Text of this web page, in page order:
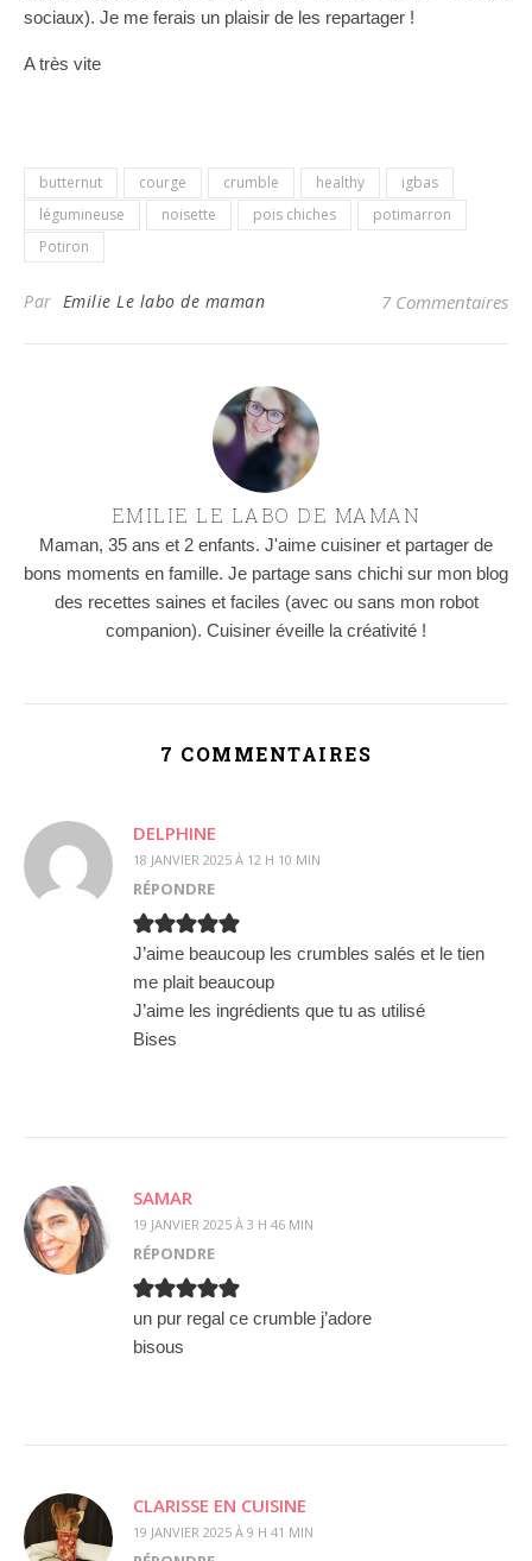
sociaux). Je me ferais un plaisir de les repartager !
A très vite
butternut courge crumble healthy
igbas
légumineuse
noisette pois chiches
potimarron
Potiron
Par Emilie Le labo de maman 7 Commentaires
EMILIE LE LABO DE MAMAN
Maman, 35 ans et 2 enfants. J'aime cuisiner et partager de
bons moments en famille. Je partage sans chichi sur mon blog
des recettes saines et faciles (avec ou sans mon robot
companion). Cuisiner éveille la créativité !
7 COMMENTAIRES
DELPHINE
18 JANVIER 2025 À 12 H 10 MIN
RÉPONDRE
J’aime beaucoup les crumbles salés et le tien
me plait beaucoup
J’aime les ingrédients que tu as utilisé
Bises
SAMAR
19 JANVIER 2025 À 3 H 46 MIN
RÉPONDRE
un pur regal ce crumble j’adore
bisous
CLARISSE EN CUISINE
19 JANVIER 2025 À 9 H 41 MIN